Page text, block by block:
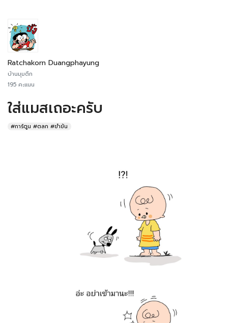
Ratchakorn Duangphayung
บ้านมุมตึก
195 คะแนน
ใส่แมสเถอะครับ
#การ์ตูน #ตลก #ขำขัน